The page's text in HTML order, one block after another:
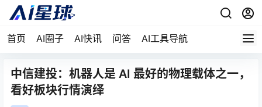
首页 AI圈子 AI快讯 问答 AI工具导航
中信建投：机器人是 AI 最好的物理载体之一，
看好板块行情演绎